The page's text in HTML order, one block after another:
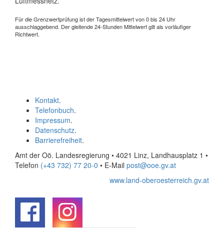
Für die Grenzwertprüfung ist der Tagesmittelwert von 0 bis 24 Uhr
ausschlaggebend. Der gleitende 24-Stunden Mittelwert gilt als vorläufiger
Richtwert.
Kontakt.
Telefonbuch.
Impressum.
Datenschutz.
Barrierefreiheit.
Amt der Oö. Landesregierung • 4021 Linz, Landhausplatz 1 •
Telefon (+43 732) 77 20-0 • E-Mail post@ooe.gv.at
www.land-oberoesterreich.gv.at